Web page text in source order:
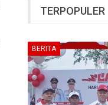
TERPOPULER
BERITA